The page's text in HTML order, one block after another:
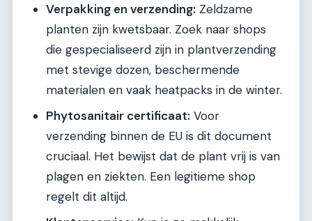
Verpakking en verzending: Zeldzame
planten zijn kwetsbaar. Zoek naar shops
die gespecialiseerd zijn in plantverzending
met stevige dozen, beschermende
materialen en vaak heatpacks in de winter.
Phytosanitair certificaat: Voor
verzending binnen de EU is dit document
cruciaal. Het bewijst dat de plant vrij is van
plagen en ziekten. Een legitieme shop
regelt dit altijd.